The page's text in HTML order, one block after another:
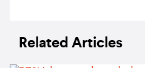
Related Articles